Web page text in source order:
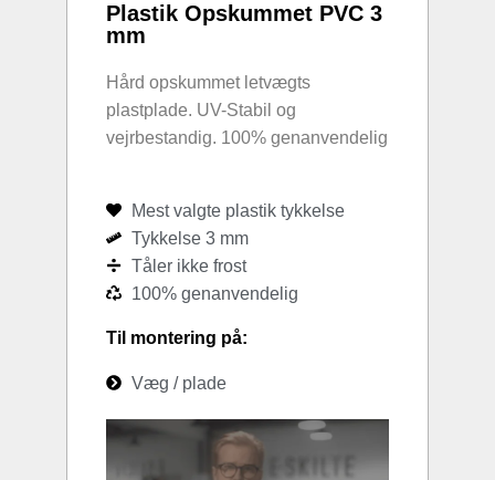
Plastik Opskummet PVC 3
mm
Hård opskummet letvægts
plastplade. UV-Stabil og
vejrbestandig. 100% genanvendelig
Mest valgte plastik tykkelse
Tykkelse 3 mm
Tåler ikke frost
100% genanvendelig
Til montering på:
Væg / plade